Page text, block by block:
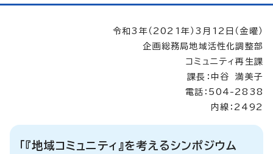
令和3年（2021年）3月12日（金曜）
企画総務局地域活性化調整部
コミュニティ再生課
課長：中谷 満美子
電話：504-2838
内線：2492
「『地域コミュニティ』を考えるシンポジウム